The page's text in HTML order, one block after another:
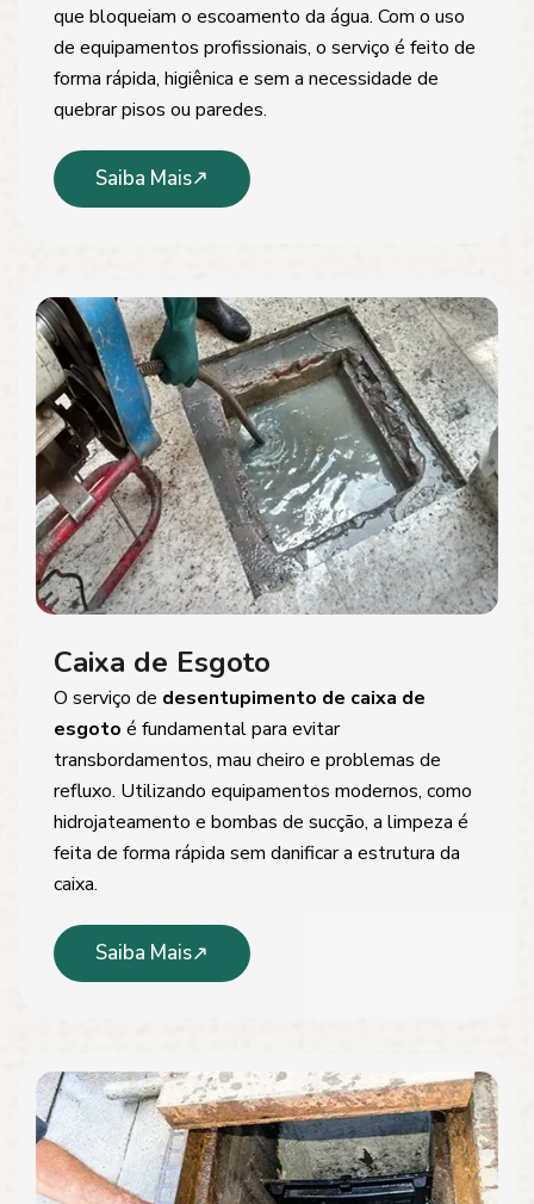
que bloqueiam o escoamento da água. Com o uso
de equipamentos profissionais, o serviço é feito de
forma rápida, higiênica e sem a necessidade de
quebrar pisos ou paredes.
Saiba Mais
Caixa de Esgoto
O serviço de desentupimento de caixa de
esgoto é fundamental para evitar
transbordamentos, mau cheiro e problemas de
refluxo. Utilizando equipamentos modernos, como
hidrojateamento e bombas de sucção, a limpeza é
feita de forma rápida sem danificar a estrutura da
caixa.
Saiba Mais